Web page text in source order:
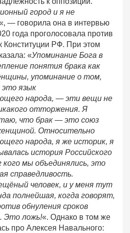
город и я не
— говорила она в интервью
года проголосовала против
Конституции РФ. При этом
«Упоминание Бога в
понятия брака как
упоминание о том,
это язык
народа, — эти вещи не
отторжения. Я
что брак — это союз
Относительно
народа, я же историк, я
история Российского
кого мы объединялись, это
справедливость.
человек, и у меня тут
полнейшая, когда говорят,
обнуления сроков
. Это ложь!«. Однако в том же
про Алексея Навального: